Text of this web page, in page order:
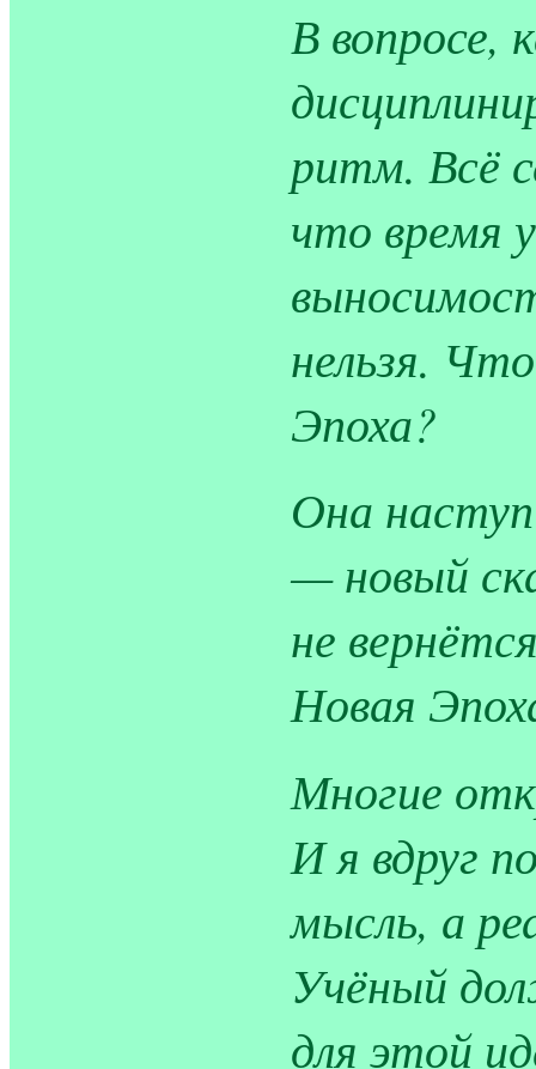
В вопросе,
ритм. Всё
что время
нельзя.
Эпоха?
Она
— новый
не
Новая
Многие
И я вдруг
мысль, а
Учёный
для этой